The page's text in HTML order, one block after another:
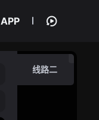
APP
线路二